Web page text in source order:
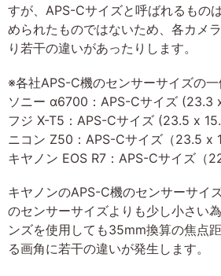
すが、APS-Cサイズと呼ばれるもの
められたものではないため、各カメ
り若干の違いがあったりします。
※各社APS-C機のセンサーサイズの一
ソニー α6700：APS-Cサイズ (23.3
フジ X-T5：APS-Cサイズ (23.5 x
ニコン Z50：APS-Cサイズ（23.5 x
キヤノン EOS R7：APS-Cサイズ（
キヤノンのAPS-C機のセンサーサイ
のセンサーサイズよりも少し小さい
ンズを使用しても35mm換算の焦点
る画角に若干の違いが発生します。